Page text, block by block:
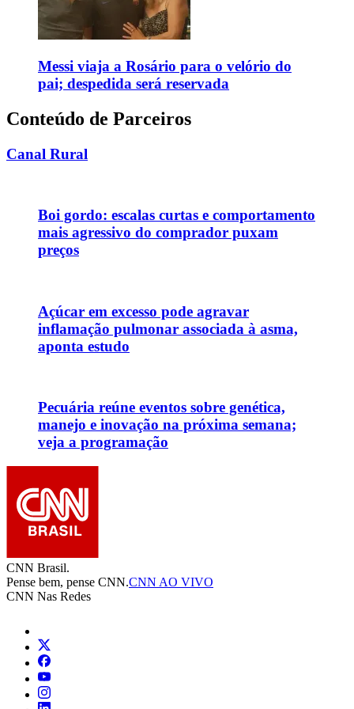
Messi viaja a Rosário para o velório do
pai; despedida será reservada
Conteúdo de Parceiros
Canal Rural
Boi gordo: escalas curtas e comportamento
mais agressivo do comprador puxam
preços
Açúcar em excesso pode agravar
inflamação pulmonar associada à asma,
aponta estudo
Pecuária reúne eventos sobre genética,
manejo e inovação na próxima semana;
veja a programação
CNN Brasil.
Pense bem, pense CNN.CNN AO VIVO
CNN Nas Redes